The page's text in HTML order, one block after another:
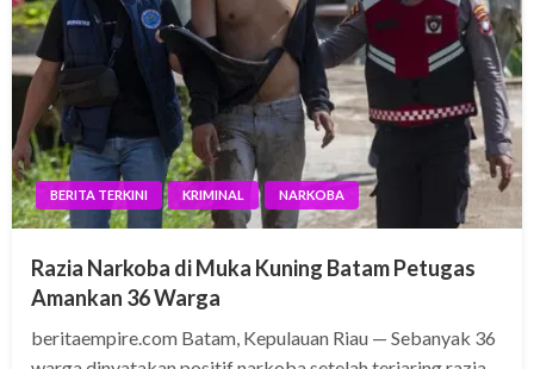
BERITA TERKINI KRIMINAL NARKOBA
Razia Narkoba di Muka Kuning Batam Petugas
Amankan 36 Warga
beritaempire.com Batam, Kepulauan Riau — Sebanyak 36